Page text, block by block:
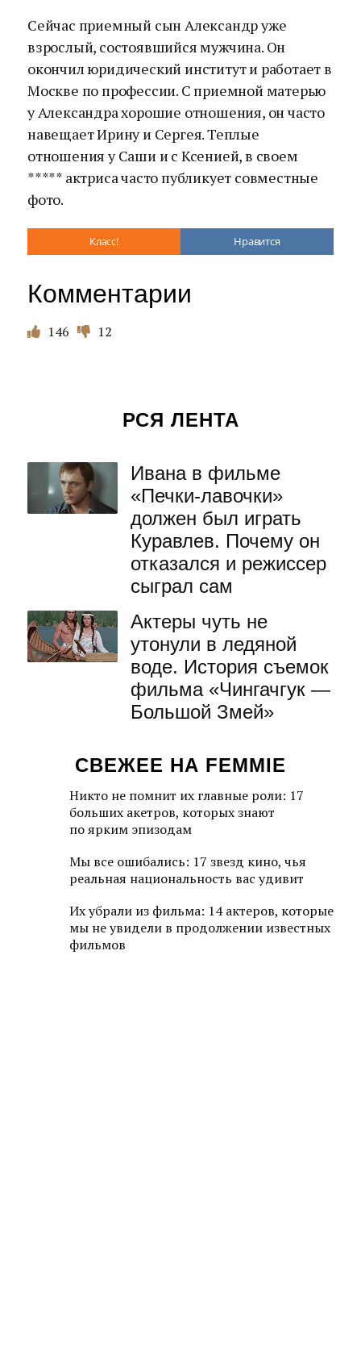
Сейчас приемный сын Александр уже
взрослый, состоявшийся мужчина. Он
окончил юридический институт и работает в
Москве по профессии. С приемной матерью
у Александра хорошие отношения, он часто
навещает Ирину и Сергея. Теплые
отношения у Саши и с Ксенией, в своем
***** актриса часто публикует совместные
фото.
Класс! Нравится
Комментарии
146 12
РСЯ ЛЕНТА
Ивана в фильме
«Печки-лавочки»
должен был играть
Куравлев. Почему он
отказался и режиссер
сыграл сам
Актеры чуть не
утонули в ледяной
воде. История съемок
фильма «Чингачгук —
Большой Змей»
СВЕЖЕЕ НА FEMMIE
Никто не помнит их главные роли: 17
больших акетров, которых знают
по ярким эпизодам
Мы все ошибались: 17 звезд кино, чья
реальная национальность вас удивит
Их убрали из фильма: 14 актеров, которые
мы не увидели в продолжении известных
фильмов